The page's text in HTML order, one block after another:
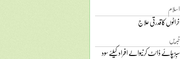
اسلام
خراٹوں کا قدرتی علاج
خبریں
سبز چائے ڈائٹ کرنیوالے افراد کیلئے سود